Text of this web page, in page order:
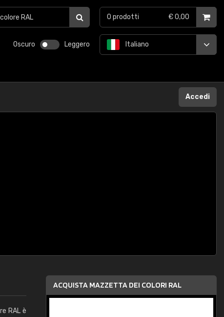
Oscuro Leggero Italiano
0 prodotti € 0,00
Accedi
RAL è
ACQUISTA MAZZETTA DEI COLORI RAL